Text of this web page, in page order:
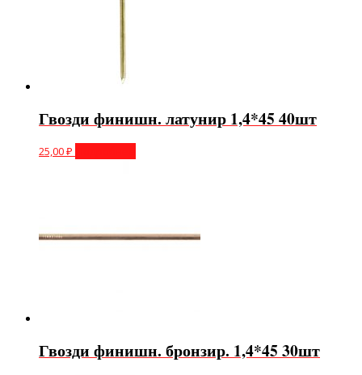
Гвозди финишн. латунир 1,4*45 40шт
25,00₽
Гвозди финишн. бронзир. 1,4*45 30шт